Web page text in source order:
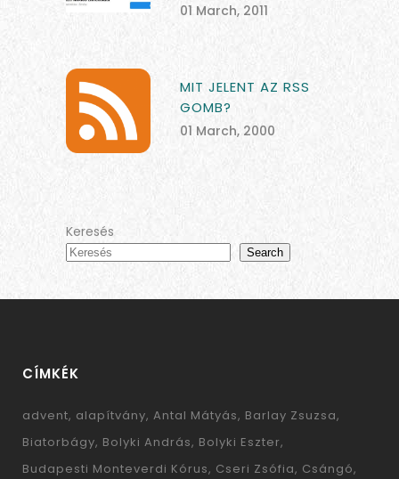
01 March, 2011
MIT JELENT AZ RSS
GOMB?
01 March, 2000
Keresés
Search
CÍMKÉK
advent alapítvány Antal Mátyás Barlay Zsuzsa
Biatorbágy Bolyki András Bolyki Eszter
Budapesti Monteverdi Kórus Cseri Zsófia Csángó